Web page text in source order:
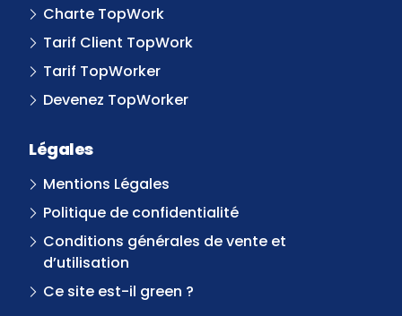
Charte TopWork
Tarif Client TopWork
Tarif TopWorker
Devenez TopWorker
Légales
Mentions Légales
Politique de confidentialité
Conditions générales de vente et
d’utilisation
Ce site est-il green ?